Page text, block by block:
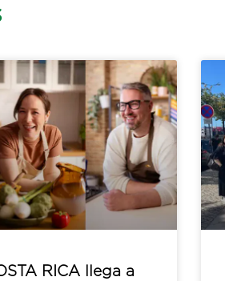
RICA llega a